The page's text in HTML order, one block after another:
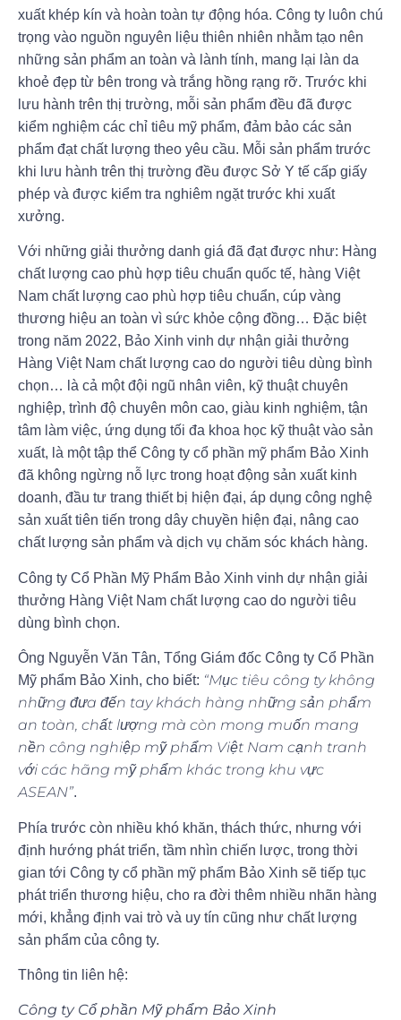
xuất khép kín và hoàn toàn tự động hóa. Công ty luôn chú
trọng vào nguồn nguyên liệu thiên nhiên nhằm tạo nên
những sản phẩm an toàn và lành tính, mang lại làn da
khoẻ đẹp từ bên trong và trắng hồng rạng rỡ. Trước khi
lưu hành trên thị trường, mỗi sản phẩm đều đã được
kiểm nghiệm các chỉ tiêu mỹ phẩm, đảm bảo các sản
phẩm đạt chất lượng theo yêu cầu. Mỗi sản phẩm trước
khi lưu hành trên thị trường đều được Sở Y tế cấp giấy
phép và được kiểm tra nghiêm ngặt trước khi xuất
xưởng.
Với những giải thưởng danh giá đã đạt được như: Hàng
chất lượng cao phù hợp tiêu chuẩn quốc tế, hàng Việt
Nam chất lượng cao phù hợp tiêu chuẩn, cúp vàng
thương hiệu an toàn vì sức khỏe cộng đồng… Đặc biệt
trong năm 2022, Bảo Xinh vinh dự nhận giải thưởng
Hàng Việt Nam chất lượng cao do người tiêu dùng bình
chọn… là cả một đội ngũ nhân viên, kỹ thuật chuyên
nghiệp, trình độ chuyên môn cao, giàu kinh nghiệm, tận
tâm làm việc, ứng dụng tối đa khoa học kỹ thuật vào sản
xuất, là một tập thể Công ty cổ phần mỹ phẩm Bảo Xinh
đã không ngừng nỗ lực trong hoạt động sản xuất kinh
doanh, đầu tư trang thiết bị hiện đại, áp dụng công nghệ
sản xuất tiên tiến trong dây chuyền hiện đại, nâng cao
chất lượng sản phẩm và dịch vụ chăm sóc khách hàng.
Công ty Cổ Phần Mỹ Phẩm Bảo Xinh vinh dự nhận giải
thưởng Hàng Việt Nam chất lượng cao do người tiêu
dùng bình chọn.
Ông Nguyễn Văn Tân, Tổng Giám đốc Công ty Cổ Phần
Mỹ phẩm Bảo Xinh, cho biết: “Mục tiêu công ty không
những đưa đến tay khách hàng những sản phẩm
an toàn, chất lượng mà còn mong muốn mang
nền công nghiệp mỹ phẩm Việt Nam cạnh tranh
với các hãng mỹ phẩm khác trong khu vực
ASEAN”.
Phía trước còn nhiều khó khăn, thách thức, nhưng với
định hướng phát triển, tầm nhìn chiến lược, trong thời
gian tới Công ty cổ phần mỹ phẩm Bảo Xinh sẽ tiếp tục
phát triển thương hiệu, cho ra đời thêm nhiều nhãn hàng
mới, khẳng định vai trò và uy tín cũng như chất lượng
sản phẩm của công ty.
Thông tin liên hệ:
Công ty Cổ phần Mỹ phẩm Bảo Xinh